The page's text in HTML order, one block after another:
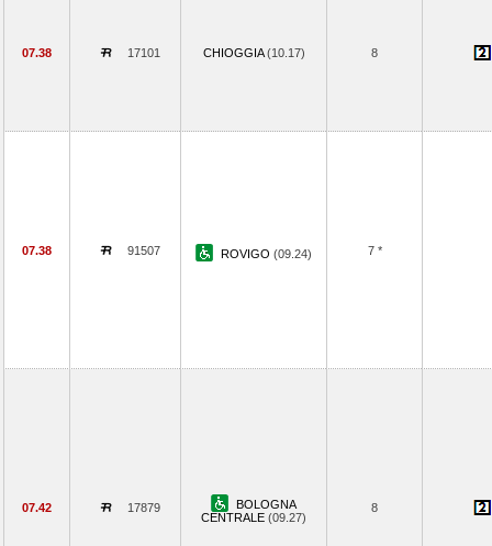
07.38 17101 CHIOGGIA(10.17) 8
07.38 91507 ROVIGO (09.24) 7 *
07.42 17879
BOLOGNA
CENTRALE (09.27)
8